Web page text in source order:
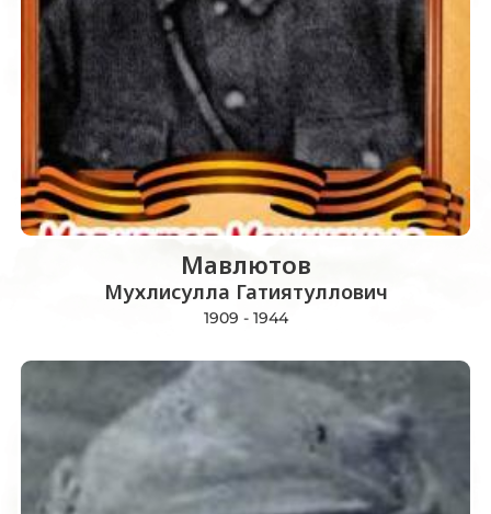
Мавлютов
Мухлисулла Гатиятуллович
1909 - 1944